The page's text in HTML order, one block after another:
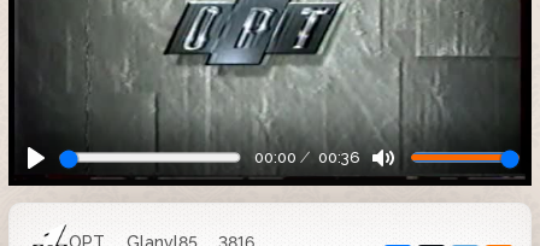
00:00 00:36
ОРТ Glanvl85
3816